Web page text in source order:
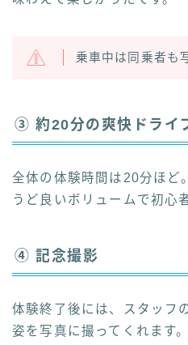
乗車中は同乗者も
③ 約20分の爽快ドライ
全体の体験時間は20分ほど
うど良いボリュームで初心
④ 記念撮影
体験終了後には、スタッフ
姿を写真に撮ってくれます